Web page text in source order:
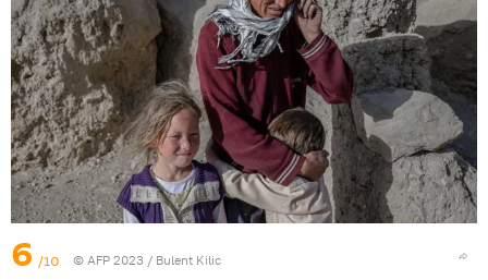
6 /10 © AFP 2023 / Bulent Kilic